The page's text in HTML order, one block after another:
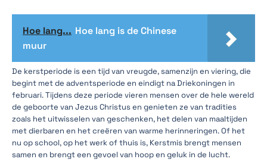
Hoe lang... Hoe lang is de Chinese
muur
De kerstperiode is een tijd van vreugde, samenzijn en viering, die
begint met de adventsperiode en eindigt na Driekoningen in
februari. Tijdens deze periode vieren mensen over de hele wereld
de geboorte van Jezus Christus en genieten ze van tradities
zoals het uitwisselen van geschenken, het delen van maaltijden
met dierbaren en het creëren van warme herinneringen. Of het
nu op school, op het werk of thuis is, Kerstmis brengt mensen
samen en brengt een gevoel van hoop en geluk in de lucht.